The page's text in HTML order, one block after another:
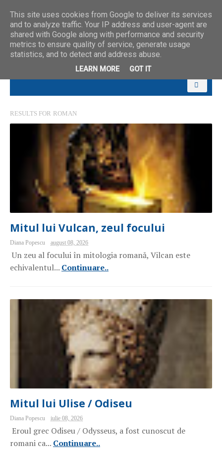
RESULTS FOR ROMAN
Mitul lui Vulcan, zeul focului
Diana Popescu august 08, 2026
Un zeu al focului în mitologia romană, Vilcan este
echivalentul... Continuare..
Mitul lui Ulise / Odiseu
Diana Popescu iulie 08, 2026
Eroul grec Odiseu / Odysseus, a fost cunoscut de
romani ca... Continuare..
This site uses cookies from Google to deliver its services
and to analyze traffic. Your IP address and user-agent are
shared with Google along with performance and security
metrics to ensure quality of service, generate usage
statistics, and to detect and address abuse.
LEARN MORE GOT IT